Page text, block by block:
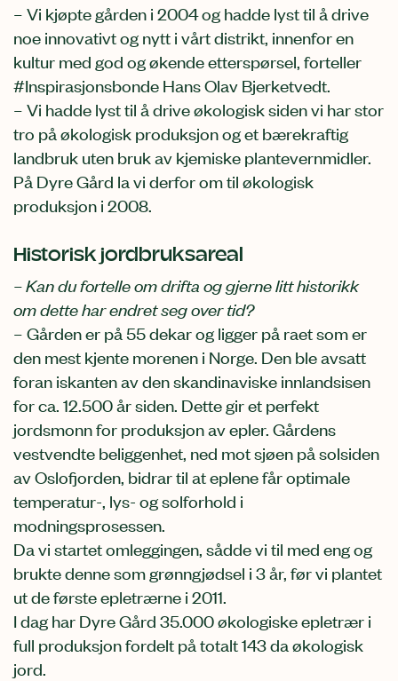
– Vi kjøpte gården i 2004 og hadde lyst til å drive
noe innovativt og nytt i vårt distrikt, innenfor en
kultur med god og økende etterspørsel, forteller
#Inspirasjonsbonde Hans Olav Bjerketvedt.
– Vi hadde lyst til å drive økologisk siden vi har stor
tro på økologisk produksjon og et bærekraftig
landbruk uten bruk av kjemiske plantevernmidler.
På Dyre Gård la vi derfor om til økologisk
produksjon i 2008.
Historisk jordbruksareal
– Kan du fortelle om drifta og gjerne litt historikk
om dette har endret seg over tid?
– Gården er på 55 dekar og ligger på raet som er
den mest kjente morenen i Norge. Den ble avsatt
foran iskanten av den skandinaviske innlandsisen
for ca. 12.500 år siden. Dette gir et perfekt
jordsmonn for produksjon av epler. Gårdens
vestvendte beliggenhet, ned mot sjøen på solsiden
av Oslofjorden, bidrar til at eplene får optimale
temperatur-, lys- og solforhold i
modningsprosessen.
Da vi startet omleggingen, sådde vi til med eng og
brukte denne som grønngjødsel i 3 år, før vi plantet
ut de første epletrærne i 2011.
I dag har Dyre Gård 35.000 økologiske epletrær i
full produksjon fordelt på totalt 143 da økologisk
jord.